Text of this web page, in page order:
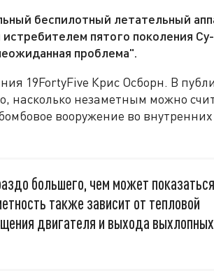
беспилотный летательный
пятого поколения
проблема".
19FortyFive Крис Осборн. В
насколько незаметным можно
вооружение во внутренних
большего, чем может показаться
также зависит от тепловой
двигателя и выхода выхлопных